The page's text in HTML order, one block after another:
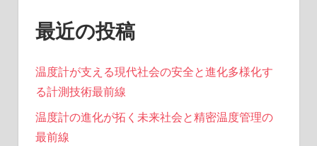
最近の投稿
温度計が支える現代社会の安全と進化多様化す
る計測技術最前線
温度計の進化が拓く未来社会と精密温度管理の
最前線